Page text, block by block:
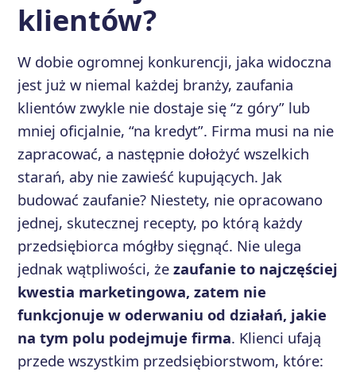
klientów?
W dobie ogromnej konkurencji, jaka widoczna
jest już w niemal każdej branży, zaufania
klientów zwykle nie dostaje się “z góry” lub
mniej oficjalnie, “na kredyt”. Firma musi na nie
zapracować, a następnie dołożyć wszelkich
starań, aby nie zawieść kupujących. Jak
budować zaufanie? Niestety, nie opracowano
jednej, skutecznej recepty, po którą każdy
przedsiębiorca mógłby sięgnąć. Nie ulega
jednak wątpliwości, żezaufanie to najczęściej
kwestia marketingowa, zatem nie
funkcjonuje w oderwaniu od działań, jakie
na tym polu podejmuje firma. Klienci ufają
przede wszystkim przedsiębiorstwom, które: